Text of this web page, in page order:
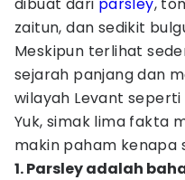
zaitun, dan sedikit
Meskipun terlihat
sejarah panjang dan
wilayah Levant seperti
Yuk, simak lima fakta
makin paham kenapa
1. Parsley adalah